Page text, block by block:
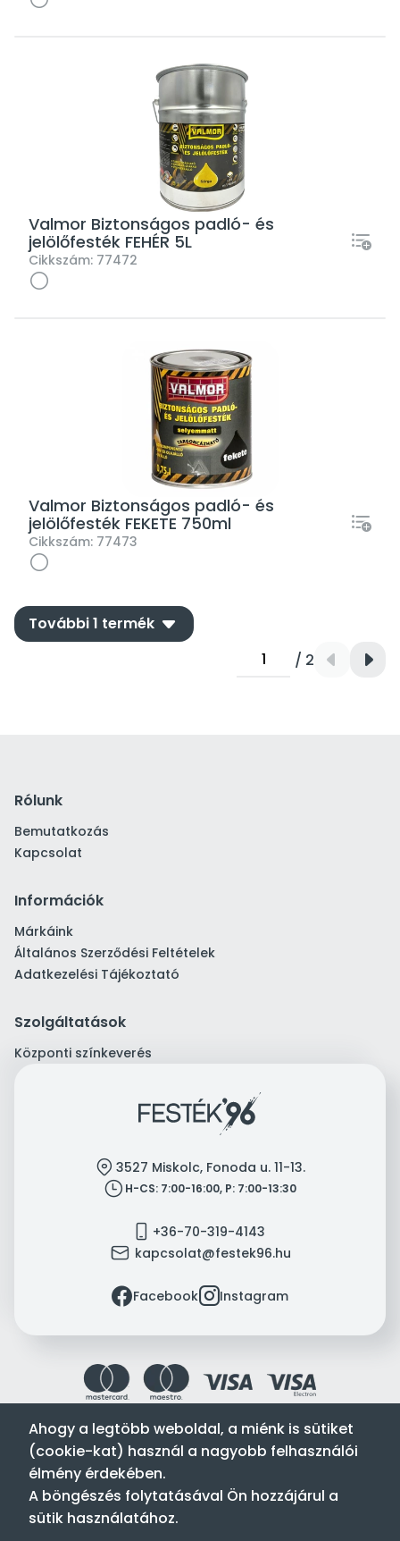
Valmor Biztonságos padló- és
jelölőfesték FEHÉR 5L
Cikkszám: 77472
Valmor Biztonságos padló- és
jelölőfesték FEKETE 750ml
Cikkszám: 77473
További 1 termék down
/ 2
Rólunk
Bemutatkozás
Kapcsolat
Információk
Márkáink
Általános Szerződési Feltételek
Adatkezelési Tájékoztató
Szolgáltatások
Központi színkeverés
location 3527 Miskolc, Fonoda u. 11-13.
clock H-CS: 7:00-16:00, P: 7:00-13:30
mobile +36-70-319-4143
mail kapcsolat@festek96.hu
facebookFacebookinstagramInstagram
Festék’96 Kft. © 1996-2024. Minden jog fenntartva.
Tervezte és készítette:
forgalmazója.
Ahogy a legtöbb weboldal, a miénk is sütiket
(cookie-kat) használ a nagyobb felhasználói
élmény érdekében.
A böngészés folytatásával Ön hozzájárul a
sütik használatához.